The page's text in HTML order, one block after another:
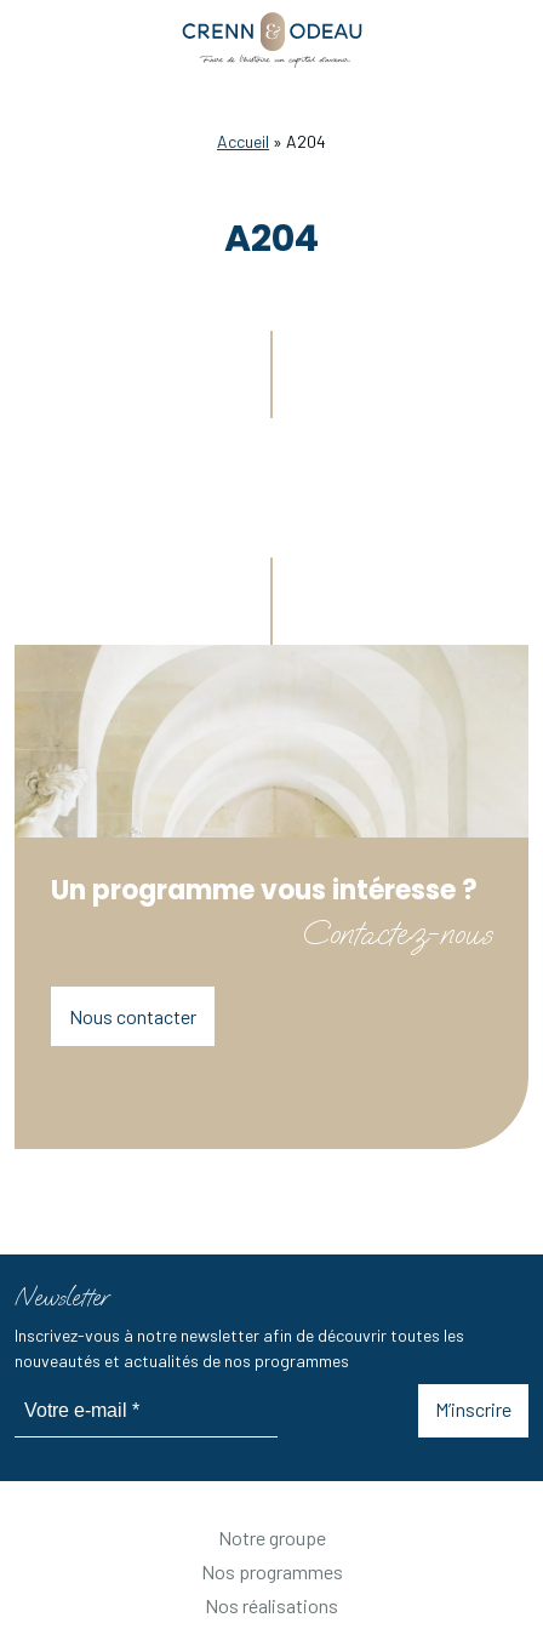
Accueil » A204
A204
Un programme vous intéresse ?
Contactez-nous
Nous contacter
Newsletter
Inscrivez-vous à notre newsletter afin de découvrir toutes les
nouveautés et actualités de nos programmes
M’inscrire
Notre groupe
Nos programmes
Nos réalisations